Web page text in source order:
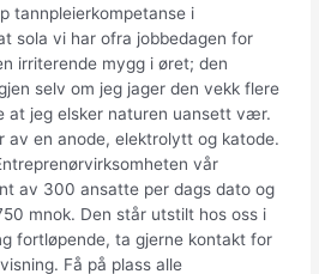
tannpleierkompetanse i
sola vi har ofra jobbedagen for
irriterende mygg i øret; den
selv om jeg jager den vekk flere
at jeg elsker naturen uansett vær.
av en anode, elektrolytt og katode.
vår
av 300 ansatte per dags dato og
mnok. Den står utstilt hos oss i
fortløpende, ta gjerne kontakt for
Få på plass alle